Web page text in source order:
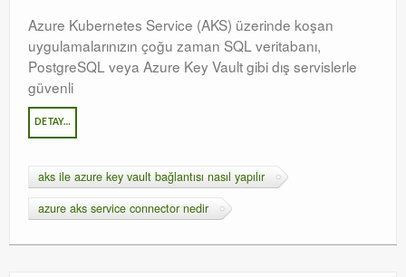
Orchestrator
Watchguard
PHP & MySQL
Azure Kubernetes Service (AKS) üzerinde koşan
uygulamalarınızın çoğu zaman SQL veritabanı,
PostgreSQL veya Azure Key Vault gibi dış servislerle
güvenli
DETAY…
aks ile azure key vault bağlantısı nasıl yapılır
azure aks service connector nedir